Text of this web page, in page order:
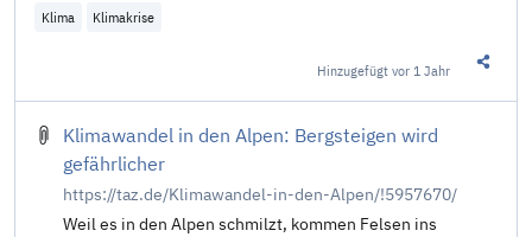
Klima Klimakrise
Hinzugefügtvor 1 Jahr
Klimawandel in den Alpen: Bergsteigen wird
gefährlicher
https://taz.de/Klimawandel-in-den-Alpen/!5957670/
Weil es in den Alpen schmilzt, kommen Felsen ins